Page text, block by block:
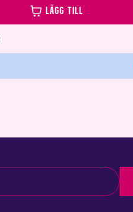
LÄGG TILL